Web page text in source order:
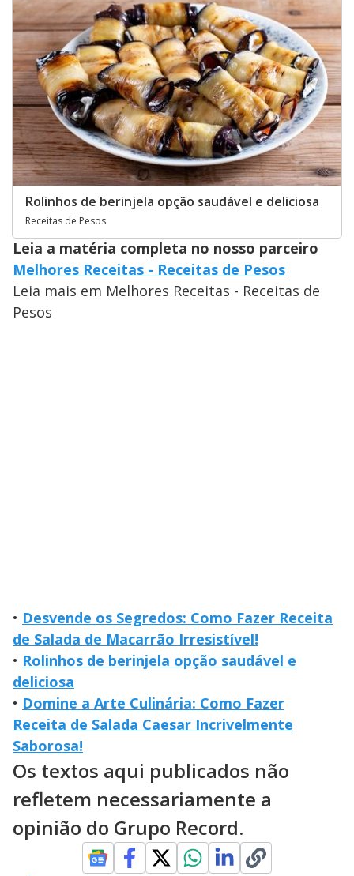
Rolinhos de berinjela opção saudável e deliciosa
Receitas de Pesos
Leia a matéria completa no nosso parceiro
Melhores Receitas - Receitas de Pesos
Leia mais em Melhores Receitas - Receitas de
Pesos
• Desvende os Segredos: Como Fazer Receita
de Salada de Macarrão Irresistível!
• Rolinhos de berinjela opção saudável e
deliciosa
• Domine a Arte Culinária: Como Fazer
Receita de Salada Caesar Incrivelmente
Saborosa!
Os textos aqui publicados não
refletem necessariamente a
opinião do Grupo Record.